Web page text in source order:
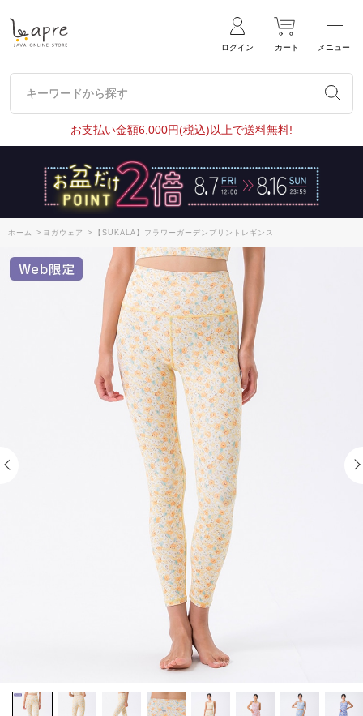
ログイン カート メニュー
キーワードから探す
キーワードから探す
お支払い金額6,000円(税込)以上で送料無料!
ホーム > ヨガウェア > 【SUKALA】フラワーガーデンプリントレギンス